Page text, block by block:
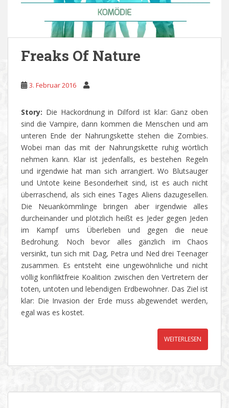
Freaks Of Nature
3. Februar 2016
Story: Die Hackordnung in Dilford ist klar: Ganz oben
sind die Vampire, dann kommen die Menschen und am
unteren Ende der Nahrungskette stehen die Zombies.
Wobei man das mit der Nahrungskette ruhig wörtlich
nehmen kann. Klar ist jedenfalls, es bestehen Regeln
und irgendwie hat man sich arrangiert. Wo Blutsauger
und Untote keine Besonderheit sind, ist es auch nicht
überraschend, als sich eines Tages Aliens dazugesellen.
Die Neuankömmlinge bringen aber irgendwie alles
durcheinander und plötzlich heißt es Jeder gegen Jeden
im Kampf ums Überleben und gegen die neue
Bedrohung. Noch bevor alles gänzlich im Chaos
versinkt, tun sich mit Dag, Petra und Ned drei Teenager
zusammen. Es entsteht eine ungewöhnliche und nicht
völlig konfliktfreie Koalition zwischen den Vertretern der
toten, untoten und lebendigen Erdbewohner. Das Ziel ist
klar: Die Invasion der Erde muss abgewendet werden,
egal was es kostet.
WEITERLESEN